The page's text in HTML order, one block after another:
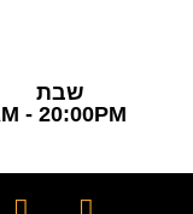
- 20:00PM